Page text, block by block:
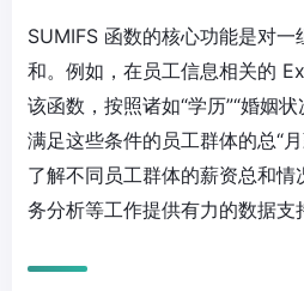
SUMIFS 函数的核心功能是对
和。例如，在员工信息相关的
该函数，按照诸如“学历”“婚姻
满足这些条件的员工群体的总“
了解不同员工群体的薪资总和
务分析等工作提供有力的数据支